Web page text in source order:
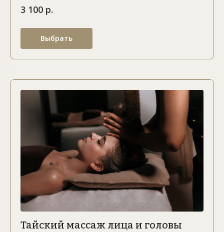
3 100 р.
Выбрать
Тайский массаж лица и головы